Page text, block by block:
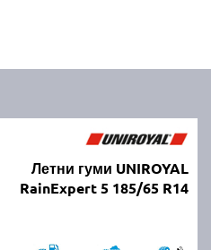
Летни гуми UNIROYAL
RainExpert 5 185/65 R14